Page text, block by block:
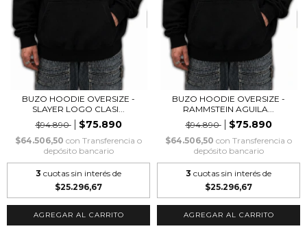
BUZO HOODIE OVERSIZE -
SLAYER LOGO CLASI...
$94.890
$75.890
$64.506,50 con Transferencia o
depósito bancario
3 cuotas sin interés de
$25.296,67
AGREGAR AL CARRITO
BUZO HOODIE OVERSIZE -
RAMMSTEIN AGUILA...
$94.890
$75.890
$64.506,50 con Transferencia o
depósito bancario
3 cuotas sin interés de
$25.296,67
AGREGAR AL CARRITO